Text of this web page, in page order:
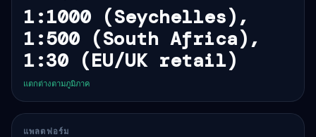
1:1000 (Seychelles),
1:500 (South Africa),
1:30 (EU/UK retail)
แตกต่างตามภูมิภาค
แพลตฟอร์ม